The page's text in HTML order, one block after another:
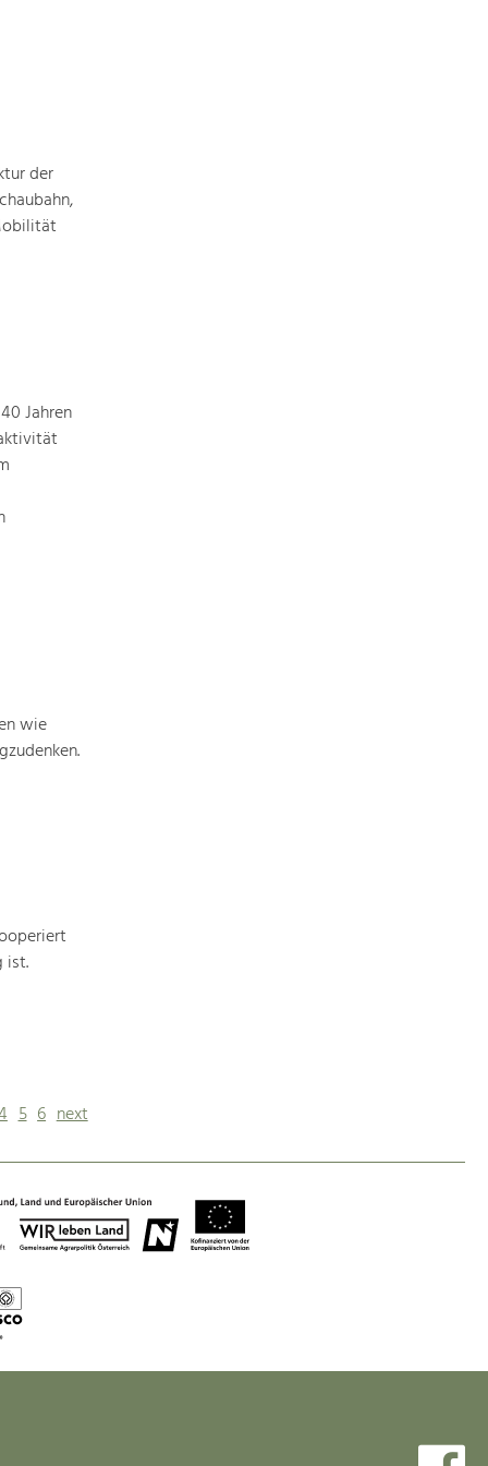
der
Jahren
wie
ist.
5 6 next